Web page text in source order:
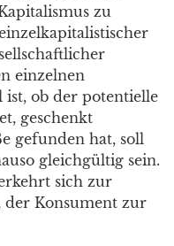
zu
einzelnen
ob der potentielle
geschenkt
gefunden hat, soll
gleichgültig sein.
sich zur
Konsument zur